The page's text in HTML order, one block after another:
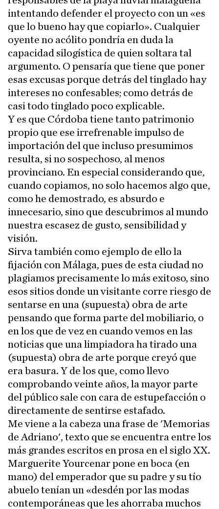
intentando defender el proyecto con un «es
que lo bueno hay que copiarlo». Cualquier
oyente no acólito pondría en duda la
capacidad silogística de quien soltara tal
argumento. O pensaría que tiene que poner
esas excusas porque detrás del tinglado hay
intereses no confesables; como detrás de
casi todo tinglado poco explicable.
Y es que Córdoba tiene tanto patrimonio
propio que ese irrefrenable impulso de
importación del que incluso presumimos
resulta, si no sospechoso, al menos
provinciano. En especial considerando que,
cuando copiamos, no solo hacemos algo que,
como he demostrado, es absurdo e
innecesario, sino que descubrimos al mundo
nuestra escasez de gusto, sensibilidad y
visión.
Sirva también como ejemplo de ello la
fijación con Málaga, pues de esta ciudad no
plagiamos precisamente lo más exitoso, sino
esos sitios donde un visitante corre riesgo de
sentarse en una (supuesta) obra de arte
pensando que forma parte del mobiliario, o
en los que de vez en cuando vemos en las
noticias que una limpiadora ha tirado una
(supuesta) obra de arte porque creyó que
era basura. Y de los que, como llevo
comprobando veinte años, la mayor parte
del público sale con cara de estupefacción o
directamente de sentirse estafado.
Me viene a la cabeza una frase de 'Memorias
de Adriano', texto que se encuentra entre los
más grandes escritos en prosa en el siglo XX.
Marguerite Yourcenar pone en boca (en
mano) del emperador que su padre y su tío
abuelo tenían un «desdén por las modas
contemporáneas que les ahorraba muchos